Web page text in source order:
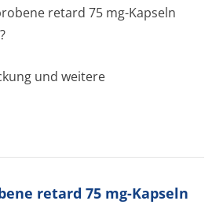
retard 75 mg-Kapseln
und weitere
retard 75 mg-Kapseln